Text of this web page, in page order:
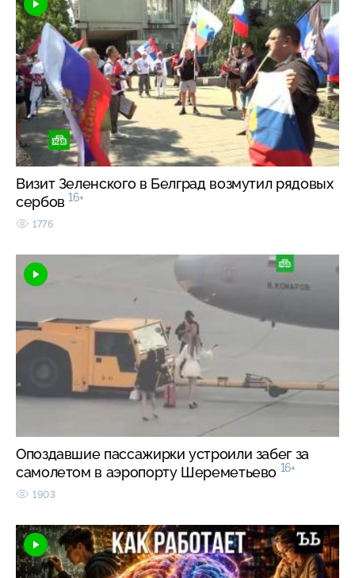
Визит Зеленского в Белград возмутил рядовых
сербов 16+
1776
Опоздавшие пассажирки устроили забег за
самолетом в аэропорту Шереметьево 16+
1903